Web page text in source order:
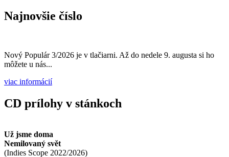
Najnovšie číslo
Nový Populár 3/2026 je v tlačiarni. Až do nedele 9. augusta si ho
môžete u nás...
viac informácií
CD prílohy v stánkoch
Už jsme doma
Nemilovaný svět
(Indies Scope 2022/2026)